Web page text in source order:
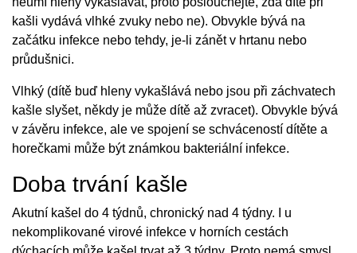
kašli vydává vlhké zvuky nebo ne). Obvykle bývá na
začátku infekce nebo tehdy, je-li zánět v hrtanu nebo
průdušnici.
Vlhký (dítě buď hleny vykašlává nebo jsou při záchvatech
kašle slyšet, někdy je může dítě až zvracet). Obvykle bývá
v závěru infekce, ale ve spojení se schváceností dítěte a
horečkami může být známkou bakteriální infekce.
Doba trvání kašle
Akutní kašel do 4 týdnů, chronický nad 4 týdny. I u
nekomplikované virové infekce v horních cestách